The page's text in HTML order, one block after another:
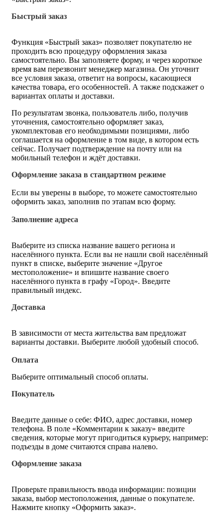
Быстрый заказ
Функция «Быстрый заказ» позволяет покупателю не
проходить всю процедуру оформления заказа
самостоятельно. Вы заполняете форму, и через короткое
время вам перезвонит менеджер магазина. Он уточнит
все условия заказа, ответит на вопросы, касающиеся
качества товара, его особенностей. А также подскажет о
вариантах оплаты и доставки.
По результатам звонка, пользователь либо, получив
уточнения, самостоятельно оформляет заказ,
укомплектовав его необходимыми позициями, либо
соглашается на оформление в том виде, в котором есть
сейчас. Получает подтверждение на почту или на
мобильный телефон и ждёт доставки.
Оформление заказа в стандартном режиме
Если вы уверены в выборе, то можете самостоятельно
оформить заказ, заполнив по этапам всю форму.
Заполнение адреса
Выберите из списка название вашего региона и
населённого пункта. Если вы не нашли свой населённый
пункт в списке, выберите значение «Другое
местоположение» и впишите название своего
населённого пункта в графу «Город». Введите
правильный индекс.
Доставка
В зависимости от места жительства вам предложат
варианты доставки. Выберите любой удобный способ.
Оплата
Выберите оптимальный способ оплаты.
Покупатель
Введите данные о себе: ФИО, адрес доставки, номер
телефона. В поле «Комментарии к заказу» введите
сведения, которые могут пригодиться курьеру, например:
подъезды в доме считаются справа налево.
Оформление заказа
Проверьте правильность ввода информации: позиции
заказа, выбор местоположения, данные о покупателе.
Нажмите кнопку «Оформить заказ».